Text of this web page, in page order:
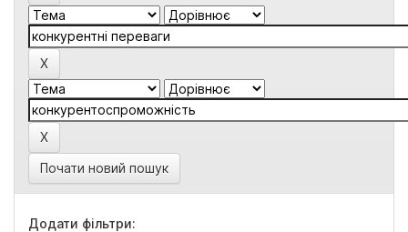
Почати новий пошук
Додати фільтри: